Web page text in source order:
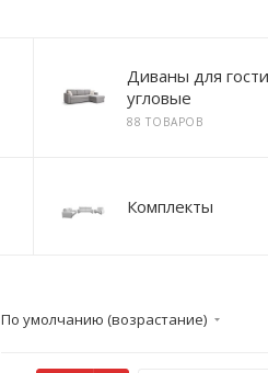
Диваны для
угловые
88 ТОВАРОВ
Комплекты
По умолчанию (возрастание)